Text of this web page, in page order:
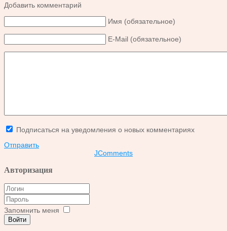
Добавить комментарий
Имя (обязательное)
E-Mail (обязательное)
Подписаться на уведомления о новых комментариях
Отправить
JComments
Авторизация
Запомнить меня
Войти